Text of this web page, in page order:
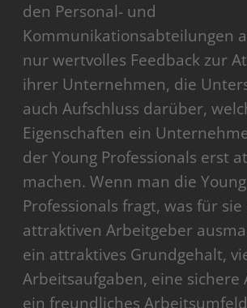
den Personal- und
Kommunikationsabteilungen
nur wertvolles Feedback zur
ihrer Unternehmen, die
auch Aufschluss darüber,
Eigenschaften ein
der Young Professionals erst
machen. Wenn man die Young
Professionals fragt, was für sie
attraktiven Arbeitgeber
ein attraktives Grundgehalt,
Arbeitsaufgaben, eine sichere
ein freundliches